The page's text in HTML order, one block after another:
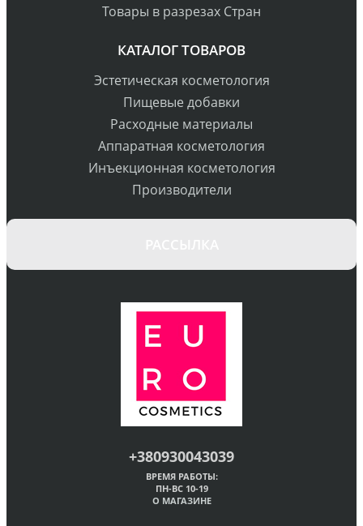
Товары в разрезах Стран
КАТАЛОГ ТОВАРОВ
Эстетическая косметология
Пищевые добавки
Расходные материалы
Аппаратная косметология
Инъекционная косметология
Производители
+380930043039
ВРЕМЯ РАБОТЫ:
ПН-ВС 10-19
О МАГАЗИНЕ